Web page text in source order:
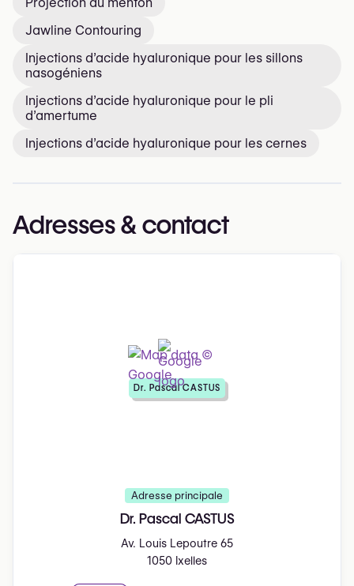
Jawline Contouring
Injections d’acide hyaluronique pour les sillons
nasogéniens
Injections d’acide hyaluronique pour le pli
d’amertume
Injections d’acide hyaluronique pour les cernes
Adresses & contact
Adresse principale
Dr. Pascal CASTUS
Av. Louis Lepoutre 65
1050 Ixelles
Dr. Pascal CASTUS